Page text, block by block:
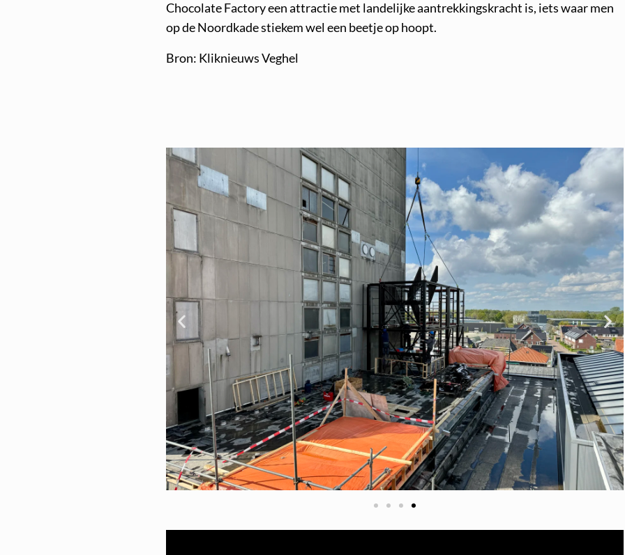
Chocolate Factory een attractie met landelijke aantrekkingskracht is, iets waar men
op de Noordkade stiekem wel een beetje op hoopt.
Bron: Kliknieuws Veghel